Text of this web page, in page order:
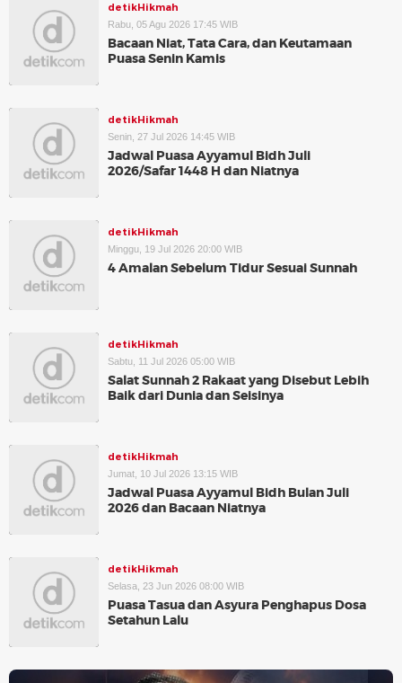
detikHikmah
Rabu, 05 Agu 2026 17:45 WIB
Bacaan Niat, Tata Cara, dan Keutamaan
Puasa Senin Kamis
detikHikmah
Senin, 27 Jul 2026 14:45 WIB
Jadwal Puasa Ayyamul Bidh Juli
2026/Safar 1448 H dan Niatnya
detikHikmah
Minggu, 19 Jul 2026 20:00 WIB
4 Amalan Sebelum Tidur Sesuai Sunnah
detikHikmah
Sabtu, 11 Jul 2026 05:00 WIB
Salat Sunnah 2 Rakaat yang Disebut Lebih
Baik dari Dunia dan Seisinya
detikHikmah
Jumat, 10 Jul 2026 13:15 WIB
Jadwal Puasa Ayyamul Bidh Bulan Juli
2026 dan Bacaan Niatnya
detikHikmah
Selasa, 23 Jun 2026 08:00 WIB
Puasa Tasua dan Asyura Penghapus Dosa
Setahun Lalu